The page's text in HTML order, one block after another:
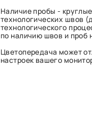
Наличие пробы -
технологических швов
технологического
по наличию швов и проб
Цветопередача может
настроек вашего